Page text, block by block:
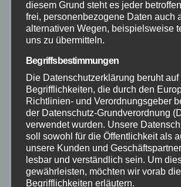
Rhein-Lahn
THW
Veranstaltungen
Video
Westerwald
Zoll
diesem Grund steht es jeder
frei, personenbezogene Daten auch
alternativen Wegen, beispielsweise
uns zu übermitteln.
Begriffsbestimmungen
Die Datenschutzerklärung beruht auf
Begrifflichkeiten, die durch den
Richtlinien- und Verordnungsgeber
der Datenschutz-Grundverordnung
verwendet wurden. Unsere
soll sowohl für die Öffentlichkeit als
unsere Kunden und
lesbar und verständlich sein. Um
gewährleisten, möchten wir vorab
Begrifflichkeiten erläutern.